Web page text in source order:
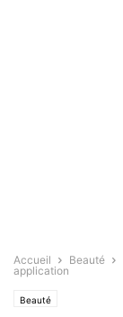
Accueil Beauté
application
Beauté